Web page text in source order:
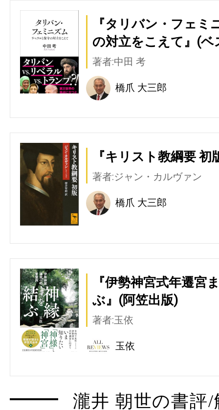
『タリバン・フェ
の対立をこえて』(
著者:中田 考
橋爪 大三郎
『キリスト教綱要 初
著者:ジャン・カルヴァン
橋爪 大三郎
『伊勢神宮式年遷宮
ぶ』(阿笠出版)
著者:玉依
玉依
瀧井 朝世の書評